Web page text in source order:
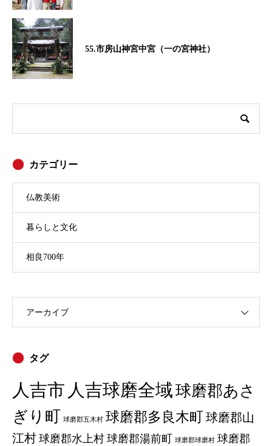
55.市房山神宮中宮（一の宮神社）
カテゴリー
仏教美術
暮らしと文化
相良700年
アーカイブ
タグ
人吉市 人吉球磨全域球磨郡あさ
ぎり町 球磨郡五木村 球磨郡多良木町球磨郡山
江村 球磨郡水上村 球磨郡湯前町 球磨郡球磨村 球磨郡